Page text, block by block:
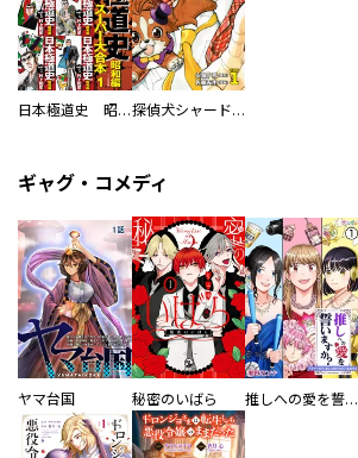
日本極道史 昭和編 スーパー大合本 探偵犬シャードック（新装版）
ギャグ・コメディ
ヤマ台国 秘密のいばら 推しへの愛を誓いますか？～アラサー女子、推しは逃げぬが人生逃げる～